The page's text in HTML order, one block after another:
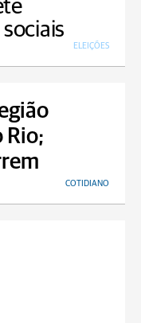
ELEIÇÕES
Rio;
COTIDIANO